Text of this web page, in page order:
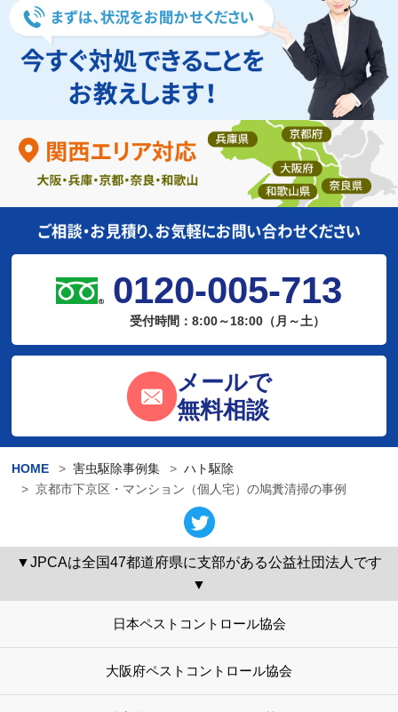
0120-005-713
受付時間：8:00～18:00（月～土）
メールで
無料相談
HOME 害虫駆除事例集
ハト駆除
京都市下京区・マンション（個人宅）の鳩糞清掃の事例
▼JPCAは全国47都道府県に支部がある公益社団法人です
▼
日本ペストコントロール協会
大阪府ペストコントロール協会